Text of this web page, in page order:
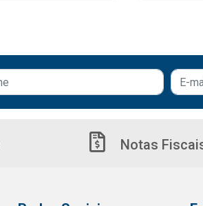
Notas